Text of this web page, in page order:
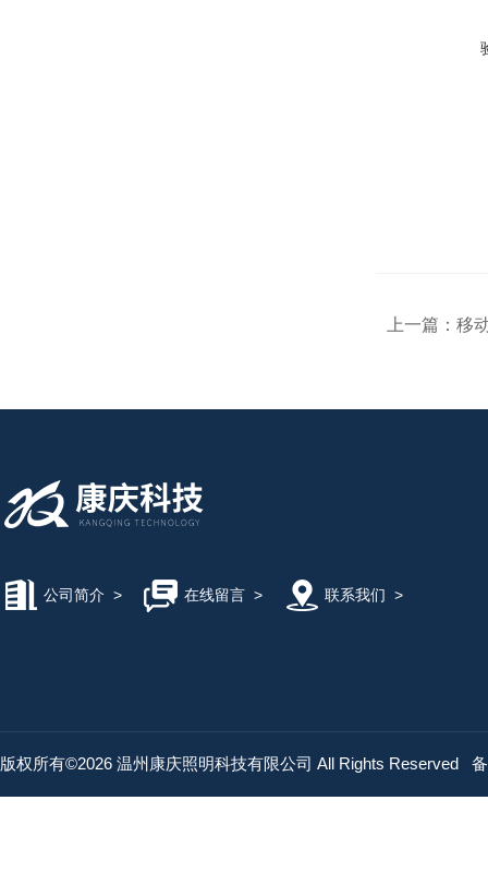
上一篇： 移
公司简介 > 在线留言> 联系我们 >
版权所有©2026 温州康庆照明科技有限公司 All Rights Reserved